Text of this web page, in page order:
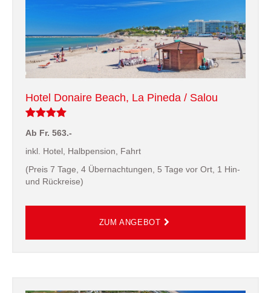
Hotel Donaire Beach, La Pineda / Salou
Ab Fr. 563.-
inkl. Hotel, Halbpension, Fahrt
(Preis 7 Tage, 4 Übernachtungen, 5 Tage vor Ort, 1 Hin-
und Rückreise)